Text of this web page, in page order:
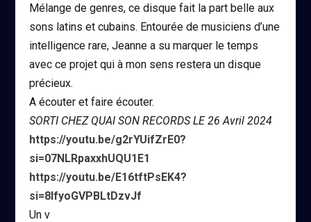
Mélange de genres, ce disque fait la part belle aux
sons latins et cubains. Entourée de musiciens d’une
intelligence rare, Jeanne a su marquer le temps
avec ce projet qui à mon sens restera un disque
précieux.
A écouter et faire écouter.
SORTI CHEZ QUAI SON RECORDS LE 26 Avril 2024
https://youtu.be/g2rYUifZrE0?
si=07NLRpaxxhUQU1E1
https://youtu.be/E16tftPsEK4?
si=8IfyoGVPBLtDzvJf
Un v